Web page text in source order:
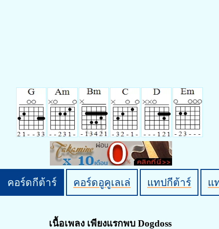
คอร์ดกีต้าร์ คอร์ดอูคูเลเล่ แทปกีต้าร์ แ
เนื้อเพลง เพียงแรกพบ Dogdoss